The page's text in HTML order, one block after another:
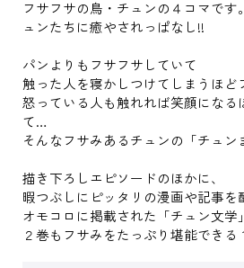
フサフサの鳥・チュンの４コマです
ュンたちに癒やされっぱなし!!
パンよりもフサフサしていて
触った人を寝かしつけてしまうほど
怒っている人も触れれば笑顔になる
て…
そんなフサみあるチュンの「チュン
描き下ろしエピソードのほかに、
暇つぶしにピッタリの漫画や記事を
オモコロに掲載された「チュン文学
２巻もフサみをたっぷり堪能できる